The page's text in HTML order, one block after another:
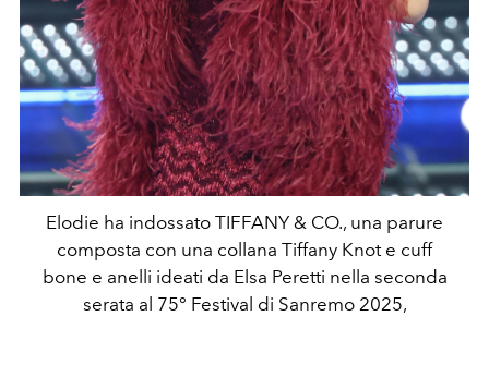
Elodie ha indossato TIFFANY & CO., una parure
composta con una collana Tiffany Knot e cuff
bone e anelli ideati da Elsa Peretti nella seconda
serata al 75° Festival di Sanremo 2025,